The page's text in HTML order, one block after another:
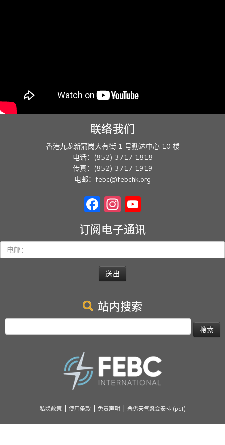
联络我们
香港九龙新蒲岗大有街 1 号勤达中心 10 楼
电话：(852) 3717 1818
传真：(852) 3717 1919
电邮：febc@febchk.org
Facebook Instagram
订阅电子通讯
邮：
站内搜索
索：
私隐政策| 使用条款| 免责声明| 恶劣天气聚会安排 (pdf)